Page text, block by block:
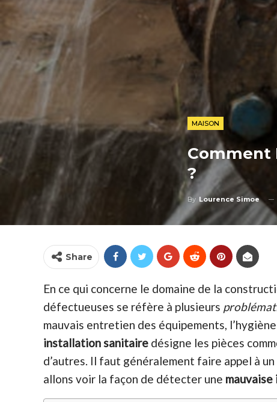
MAISON
Comment
?
By Lourence Simoe
Share
En ce qui concerne le domaine de la
défectueuses se réfère à plusieurs
mauvais entretien des équipements,
installation sanitaire désigne les pièces
d’autres. Il faut généralement faire appel à
allons voir la façon de détecter une